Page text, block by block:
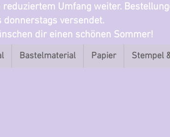
Umfang weiter.
versendet.
dir einen schönen Sommer!
Bastelmaterial Papier Stempel